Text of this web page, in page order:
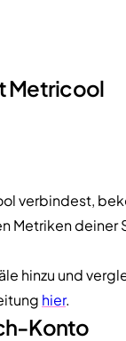
Metricool
verbindest,
Metriken deiner
hinzu und
hier.
Konto